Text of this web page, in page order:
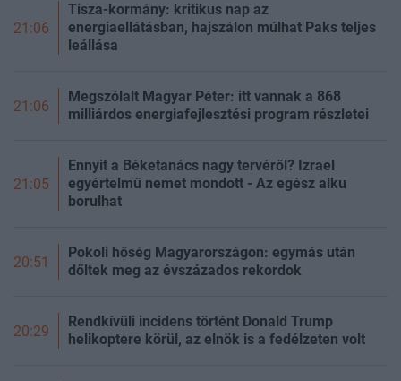
21:06
Tisza-kormány: kritikus nap az
energiaellátásban, hajszálon múlhat Paks teljes
leállása
21:06
Megszólalt Magyar Péter: itt vannak a 868
milliárdos energiafejlesztési program részletei
21:05
Ennyit a Béketanács nagy tervéről? Izrael
egyértelmű nemet mondott - Az egész alku
borulhat
20:51
Pokoli hőség Magyarországon: egymás után
dőltek meg az évszázados rekordok
20:29
Rendkívüli incidens történt Donald Trump
helikoptere körül, az elnök is a fedélzeten volt